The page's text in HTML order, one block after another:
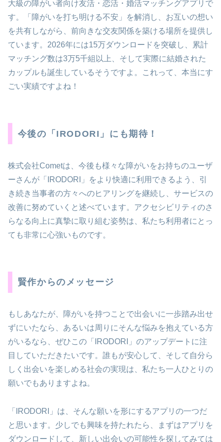
大級の障がい者向け友活・恋活・婚活マッチングアプリで
す。「障がいを打ち明ける不安」を解消し、お互いの想い
を共有しながら、前向きな交友関係を築ける場所を提供し
ています。2026年には15万ダウンロードを突破し、累計
マッチング数は3万5千組以上、そして実際に結婚された
カップルも誕生しているそうですよ。これって、本当にす
ごい実績ですよね！
今後の「IRODORI」にも期待！
株式会社Cometは、今後も様々な障がいをお持ちのユーザ
ーさんが「IRODORI」をより快適に利用できるよう、引
き続き当事者の方々へのヒアリングを継続し、サービスの
改善に努めていくと述べています。アクセシビリティのさ
らなる向上に真摯に取り組む姿勢は、私たち利用者にとっ
ても非常に心強いものです。
賢作からのメッセージ
もしあなたが、障がいを持つことで出会いに一歩踏み出せ
ずにいたなら、あるいは周りにそんな悩みを抱えている方
がいるなら、ぜひこの「IRODORI」のアップデートに注
目していただきたいです。誰もが安心して、そして自分ら
しく出会いを楽しめる社会の実現は、私たち一人ひとりの
願いでもありますよね。
「IRODORI」は、そんな願いを形にするアプリの一つだ
と思います。少しでも興味を持たれたら、まずはアプリを
ダウンロードして、新しい出会いの可能性を探してみては